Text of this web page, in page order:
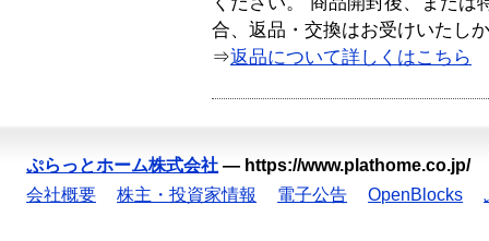
合、返品・交換はお受けいたし
⇒返品について詳しくはこちら
ぷらっとホーム株式会社 — https://www.plathome.co.jp/
会社概要
株主・投資家情報 電子公告 OpenBlocks